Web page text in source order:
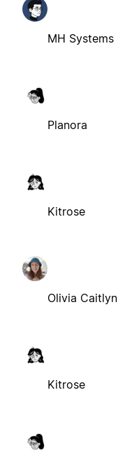
MH Systems
Planora
Kitrose
Olivia Caitlyn
Kitrose